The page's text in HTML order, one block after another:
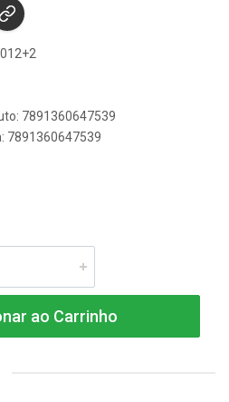
7891360647539
7891360647539
ao Carrinho